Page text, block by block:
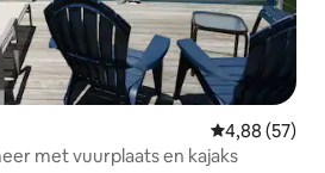
Gemiddelde
4,88 (57)
met vuurplaats en kajaks